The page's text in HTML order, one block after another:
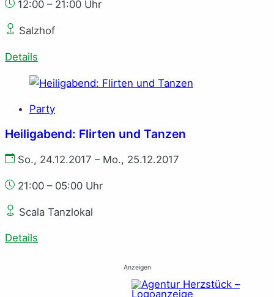
12:00 – 21:00 Uhr
Salzhof
Details
Party
Heiligabend: Flirten und Tanzen
So., 24.12.2017 – Mo., 25.12.2017
21:00 – 05:00 Uhr
Scala Tanzlokal
Details
Anzeigen